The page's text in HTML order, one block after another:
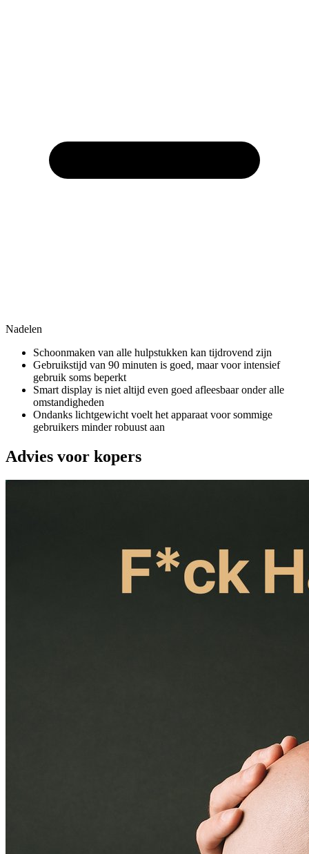
Nadelen
Schoonmaken van alle hulpstukken kan tijdrovend zijn
Gebruikstijd van 90 minuten is goed, maar voor intensief
gebruik soms beperkt
Smart display is niet altijd even goed afleesbaar onder alle
omstandigheden
Ondanks lichtgewicht voelt het apparaat voor sommige
gebruikers minder robuust aan
Advies voor kopers